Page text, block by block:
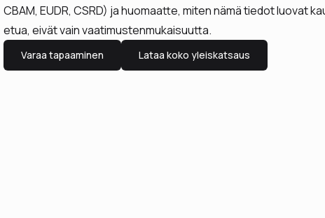
CBAM, EUDR, CSRD) ja huomaatte, miten nämä tiedot luovat
etua, eivät vain vaatimustenmukaisuutta.
Varaa tapaaminen Lataa koko yleiskatsaus